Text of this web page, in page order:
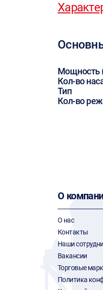
Мощность
Кол-во
Тип
Кол-во
О
О нас
Контакты
Наши
Вакансии
Торговые
Политика